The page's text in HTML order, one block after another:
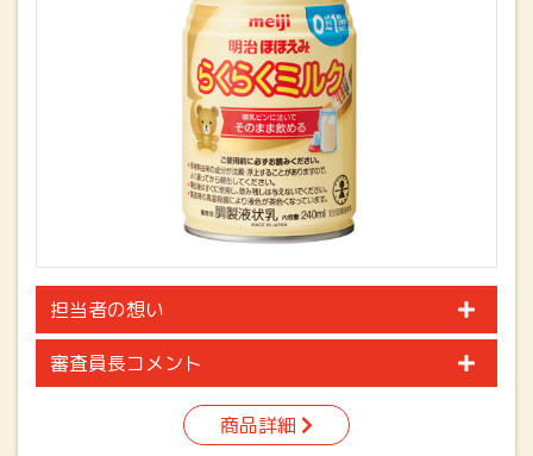
担当者の想い
審査員長コメント
商品詳細